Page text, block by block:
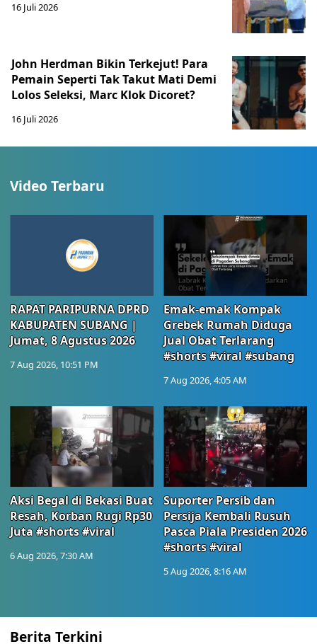
16 Juli 2026
John Herdman Bikin Terkejut! Para
Pemain Seperti Tak Takut Mati Demi
Lolos Seleksi, Marc Klok Dicoret?
16 Juli 2026
Video Terbaru
RAPAT PARIPURNA DPRD
KABUPATEN SUBANG |
Jumat, 8 Agustus 2026
7 Aug 2026, 10:51 PM
Emak-emak Kompak
Grebek Rumah Diduga
Jual Obat Terlarang
#shorts #viral #subang
7 Aug 2026, 4:05 AM
Aksi Begal di Bekasi Buat
Resah, Korban Rugi Rp30
Juta #shorts #viral
6 Aug 2026, 7:30 AM
Suporter Persib dan
Persija Kembali Rusuh
Pasca Piala Presiden 2026
#shorts #viral
5 Aug 2026, 8:16 AM
Berita Terkini